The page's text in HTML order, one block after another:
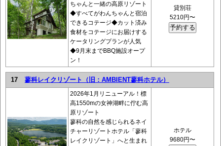
ちゃんと一緒の高原リゾート
◆すべてがわんちゃんと宿泊
できるコテージ◆カット済み
食材をコテージにお届けする
ケータリングプランが人気
◆9月末までBBQ施設オープ
ン！
貸別荘
5210円〜
17 蓼科レイクリゾート（旧：AMBIENT蓼科ホテル）
2026年1月リニューアル！標
高1550mの女神湖畔に佇む高
原リゾート
蓼科の自然を感じられるネイ
チャーリゾートホテル「蓼科
レイクリゾート」へと生まれ
ホテル
9680円〜